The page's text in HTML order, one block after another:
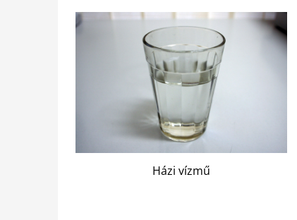
Házi vízmű